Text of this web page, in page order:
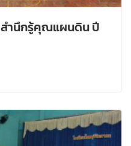
ำนึกรู้คุณแผนดิน ปี